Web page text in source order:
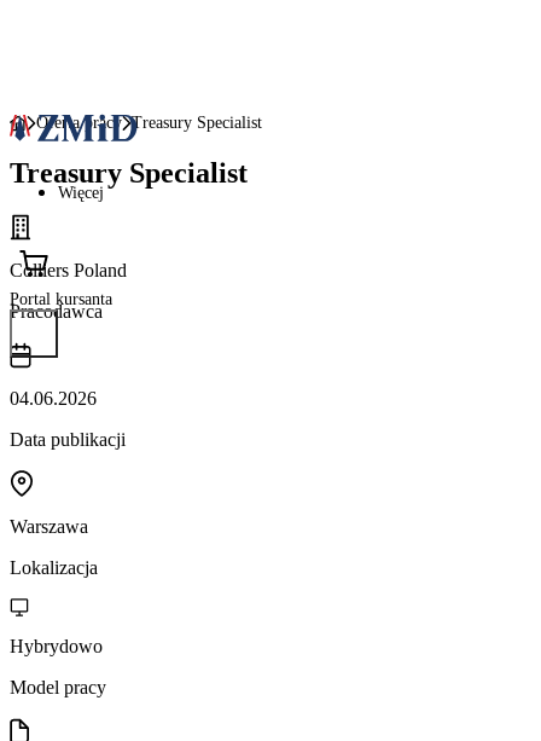
Więcej
Portal kursanta
Oferta pracy Treasury Specialist
Treasury Specialist
Colliers Poland
Pracodawca
04.06.2026
Data publikacji
Warszawa
Lokalizacja
Hybrydowo
Model pracy